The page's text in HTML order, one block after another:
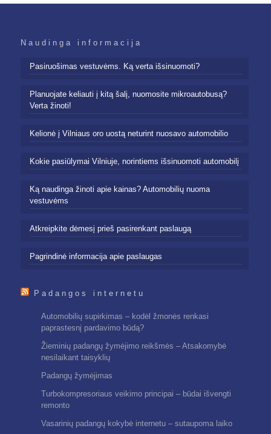
Naudinga informacija
Pasiruošimas vestuvėms. Ką verta išsinuomoti?
Planuojate keliauti į kitą šalį, nuomosite mikroautobusą?
Verta žinoti!
Kelionė į Vilniaus oro uostą neturint nuosavo automobilio
Kokie pasiūlymai Vilniuje, norintiems išsinuomoti automobilį
Ką naudinga žinoti apie kainas? Automobilių nuoma
vestuvėms
Atkreipkite dėmesį prieš pasirenkant paslaugą
Pagrindinė informacija apie paslaugas
Padangos internetu
Automobilių supirkimas – kodėl žmonės renkasi
paprastesnį pardavimo būdą?
Žieminių padangų žymėjimo reikšmės – Atsakomybė
nesilaikant taisyklių
Padangų žymėjimas
Turbokompresoriaus veikimo principai – būdai išvengti
remonto
Vasarinių padangų kokybė internetu – sutaupoma laiko